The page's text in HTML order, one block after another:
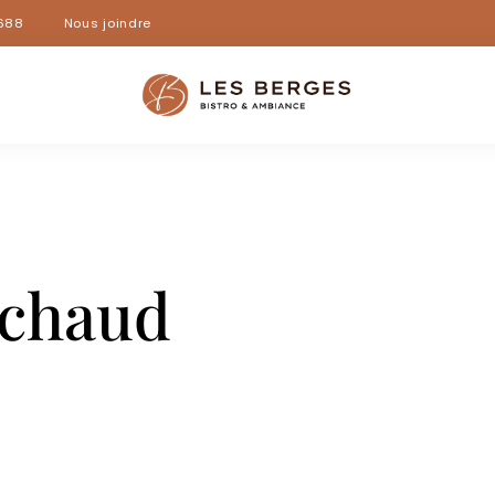
Nous joindre